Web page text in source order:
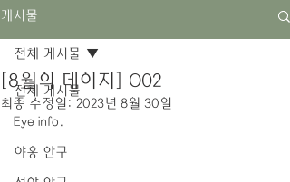
게시물
전체 게시물
Eye info.
야옹 안구
전체 게시물
[8월의 데이지] O02
최종 수정일: 2023년 8월 30일